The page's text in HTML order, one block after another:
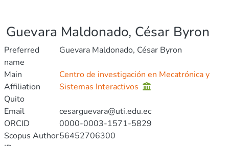
Guevara Maldonado, César Byron
Preferred
name
Guevara Maldonado, César Byron
Main
Affiliation
Centro de investigación en Mecatrónica y
Sistemas Interactivos
Quito
Email
cesarguevara@uti.edu.ec
ORCID
0000-0003-1571-5829
Scopus Author56452706300